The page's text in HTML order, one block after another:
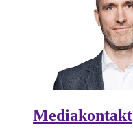
Mediakontakt